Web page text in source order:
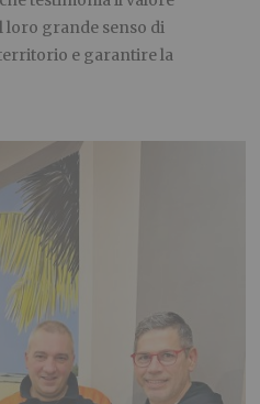
loro grande senso di
e garantire la